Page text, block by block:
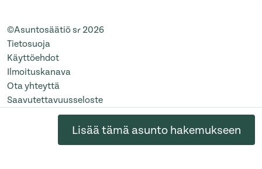
©Asuntosäätiö sr 2026
Tietosuoja
Käyttöehdot
Ilmoituskanava
Ota yhteyttä
Saavutettavuusseloste
Muuta evästeasetuksia
Lisää tämä asunto hakemukseen